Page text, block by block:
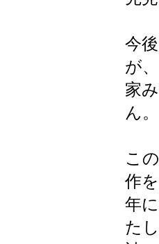
今
が
家
ん。
こ
作
年
た